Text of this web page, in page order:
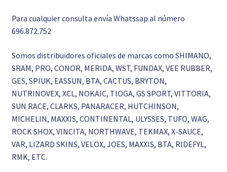
Para cualquier consulta envía Whatssap al número
696.872.752
Somos distribuidores oficiales de marcas como SHIMANO,
SRAM, PRO, CONOR, MERIDA, WST, FUNDAX, VEE RUBBER,
GES, SPIUK, EASSUN, BTA, CACTUS, BRYTON,
NUTRINOVEX, XCL, NOKAIC, TIOGA, GS SPORT, VITTORIA,
SUN RACE, CLARKS, PANARACER, HUTCHINSON,
MICHELIN, MAXXIS, CONTINENTAL, ULYSSES, TUFO, WAG,
ROCK SHOX, VINCITA, NORTHWAVE, TEKMAX, X-SAUCE,
VAR, LIZARD SKINS, VELOX, JOES, MAXXIS, BTA, RIDEFYL,
RMK, ETC.